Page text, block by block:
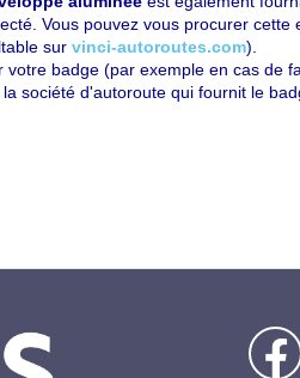
Vous pouvez vous procurer cette
sur vinci-autoroutes.com).
votre badge (par exemple en cas de
société d'autoroute qui fournit le